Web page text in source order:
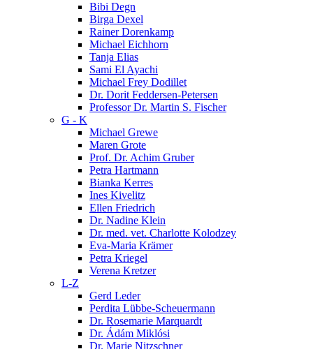
Bibi Degn
Birga Dexel
Rainer Dorenkamp
Michael Eichhorn
Tanja Elias
Sami El Ayachi
Michael Frey Dodillet
Dr. Dorit Feddersen-Petersen
Professor Dr. Martin S. Fischer
G - K
Michael Grewe
Maren Grote
Prof. Dr. Achim Gruber
Petra Hartmann
Bianka Kerres
Ines Kivelitz
Ellen Friedrich
Dr. Nadine Klein
Dr. med. vet. Charlotte Kolodzey
Eva-Maria Krämer
Petra Kriegel
Verena Kretzer
L-Z
Gerd Leder
Perdita Lübbe-Scheuermann
Dr. Rosemarie Marquardt
Dr. Ádám Miklósi
Dr. Marie Nitzschner